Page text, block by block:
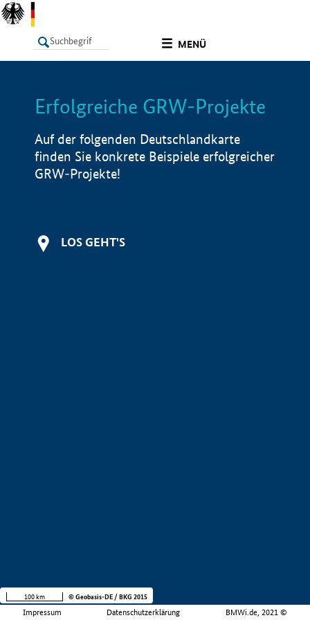
MENÜ
LISTE Info
Erfolgreiche GRW-Projekte
Auf der folgenden Deutschlandkarte
finden Sie konkrete Beispiele erfolgreicher
GRW-Projekte!
LOS GEHT'S
Impressum Datenschutzerklärung BMWi.de, 2021 ©
100 km © Geobasis-DE / BKG 2015